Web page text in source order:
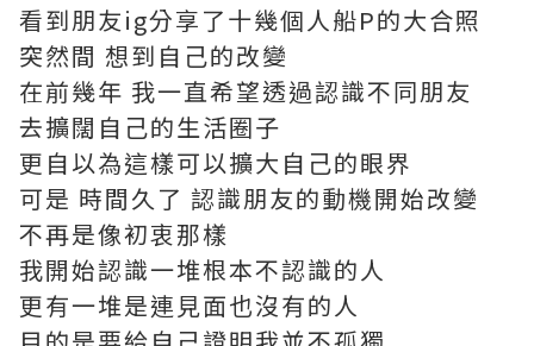
看到朋友ig分享了十幾個人船P的大合照
突然間 想到自己的改變
在前幾年 我一直希望透過認識不同朋友
去擴闊自己的生活圈子
更自以為這樣可以擴大自己的眼界
可是 時間久了 認識朋友的動機開始改變
不再是像初衷那樣
我開始認識一堆根本不認識的人
更有一堆是連見面也沒有的人